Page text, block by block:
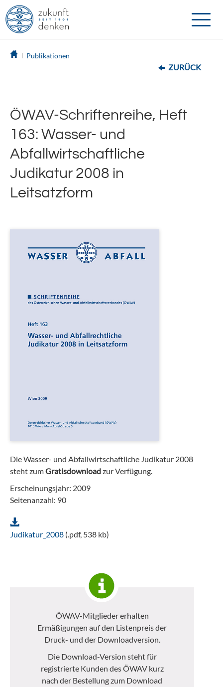
Toggle
Publikationen
ZURÜCK
ÖWAV-Schriftenreihe, Heft
163: Wasser- und
Abfallwirtschaftliche
Judikatur 2008 in
Leitsatzform
Die Wasser- und Abfallwirtschaftliche Judikatur 2008
steht zumGratisdownloadzur Verfügung.
Erscheinungsjahr: 2009
Seitenanzahl: 90
Judikatur_2008 (.pdf, 538 kb)
ÖWAV-Mitglieder erhalten
Ermäßigungen auf den Listenpreis der
Druck- und der Downloadversion.
Die Download-Version steht für
registrierte Kunden des ÖWAV kurz
nach der Bestellung zum Download